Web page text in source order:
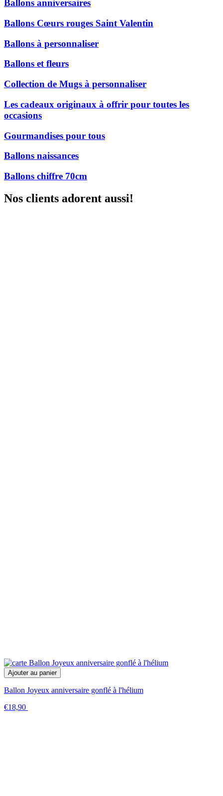
Ballons anniversaires
Ballons Cœurs rouges Saint Valentin
Ballons à personnaliser
Ballons et fleurs
Collection de Mugs à personnaliser
Les cadeaux originaux à offrir pour toutes les
occasions
Gourmandises pour tous
Ballons naissances
Ballons chiffre 70cm
Nos clients adorent aussi!
Ajouter au panier
Ballon Joyeux anniversaire gonflé à l'hélium
€18,90